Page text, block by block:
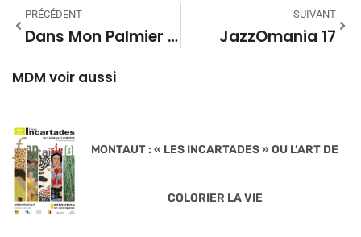
PRÉCÉDENT
Dans Mon Palmier Saison 08 – 05
SUIVANT
JazzOmania 17
MDM voir aussi
MONTAUT : « LES INCARTADES » OU L’ART DE
COLORIER LA VIE